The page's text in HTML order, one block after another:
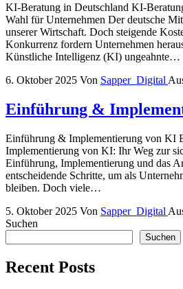
KI-Beratung in Deutschland KI-
Wahl für Unternehmen Der deutsche
unserer Wirtschaft. Doch steigende
Konkurrenz fordern Unternehmen
Künstliche Intelligenz (KI) ungeahnte…
6. Oktober 2025 Von Sapper_Digital
Einführung &
Einführung & Implementierung von KI
Implementierung von KI: Ihr Weg zur
Einführung, Implementierung und das
entscheidende Schritte, um als
bleiben. Doch viele…
5. Oktober 2025 Von Sapper_Digital
Suchen
Suchen
Recent Posts